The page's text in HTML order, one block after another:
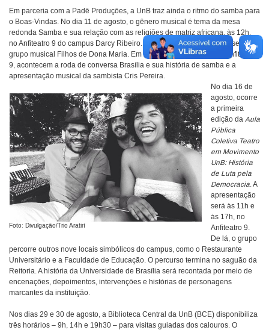
Em parceria com a Padê Produções, a UnB traz ainda o ritmo do samba para
o Boas-Vindas. No dia 11 de agosto, o gênero musical é tema da mesa
redonda Samba e sua relação com as religiões de matriz africana, às 12h,
no Anfiteatro 9 do campus Darcy Ribeiro. Neste dia, também se apresenta o
grupo musical Filhos de Dona Maria. Em 12 de agosto, às 12h, no Anfiteatro
9, acontecem a roda de conversa Brasília e sua história de samba e a
apresentação musical da sambista Cris Pereira.
Foto: Divulgação/Trio Aratirí
No dia 16 de
agosto, ocorre
a primeira
edição da Aula
Pública
Coletiva Teatro
em Movimento
UnB: História
de Luta pela
Democracia. A
apresentação
será às 11h e
às 17h, no
Anfiteatro 9.
De lá, o grupo
percorre outros nove locais simbólicos do campus, como o Restaurante
Universitário e a Faculdade de Educação. O percurso termina no saguão da
Reitoria. A história da Universidade de Brasília será recontada por meio de
encenações, depoimentos, intervenções e histórias de personagens
marcantes da instituição.
Nos dias 29 e 30 de agosto, a Biblioteca Central da UnB (BCE) disponibiliza
três horários – 9h, 14h e 19h30 – para visitas guiadas dos calouros. O